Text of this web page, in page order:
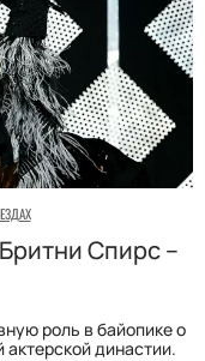
Спирс –
роль в байопике о
династии.